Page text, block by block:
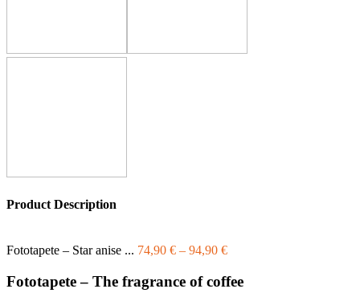
Product Description
Fototapete – Star anise ... 74,90 € – 94,90 €
Fototapete – The fragrance of coffee